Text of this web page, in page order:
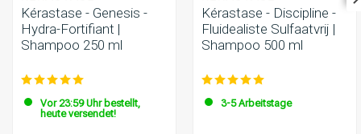
Kérastase - Genesis -
Hydra-Fortifiant |
Shampoo 250 ml
Vor 23:59 Uhr bestellt,
heute versendet!
Kérastase - Discipline -
Fluidealiste Sulfaatvrij |
Shampoo 500 ml
3-5 Arbeitstage